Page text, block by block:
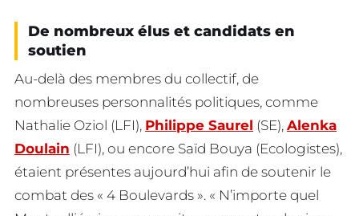
De nombreux élus et candidats en
soutien
Au-delà des membres du collectif, de
nombreuses personnalités politiques, comme
Nathalie Oziol (LFI), Philippe Saurel (SE), Alenka
Doulain (LFI), ou encore Saïd Bouya (Ecologistes),
étaient présentes aujourd’hui afin de soutenir le
combat des « 4 Boulevards ». « N’importe quel